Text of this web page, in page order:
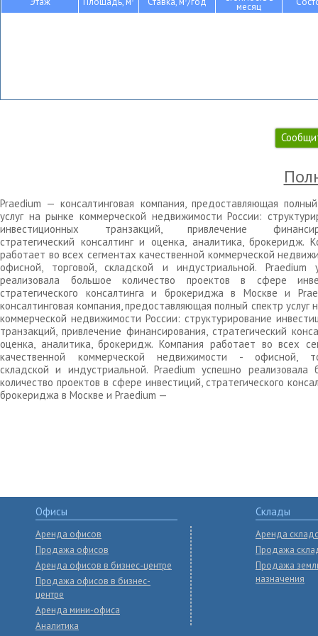
месяц
Praedium — консалтинговая компания, предоставляющая
услуг на рынке коммерческой недвижимости России:
инвестиционных транзакций, привлечение
стратегический консалтинг и оценка, аналитика, брокеридж.
работает во всех сегментах качественной коммерческой
офисной, торговой, складской и индустриальной. Praedium
реализовала большое количество проектов в сфере
стратегического консалтинга и брокериджа в Москве и
консалтинговая компания, предоставляющая полный спектр услуг
коммерческой недвижимости России: структурирование
транзакций, привлечение финансирования, стратегический
оценка, аналитика, брокеридж. Компания работает во всех
качественной коммерческой недвижимости - офисной,
складской и индустриальной. Praedium успешно реализовала
количество проектов в сфере инвестиций, стратегического
брокериджа в Москве и Praedium —
Офисы
Аренда офисов
Продажа офисов
Аренда офисов в бизнес-центре
Продажа офисов в бизнес-
центре
Аренда мини-офиса
Аналитика
Склады
Аренда
Продажа
Продажа
назначения